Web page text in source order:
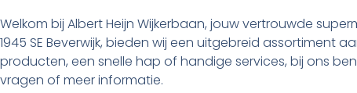
Welkom bij Albert Heijn Wijkerbaan, jouw vertrouwde
1945 SE Beverwijk, bieden wij een uitgebreid assortiment
producten, een snelle hap of handige services, bij ons
vragen of meer informatie.